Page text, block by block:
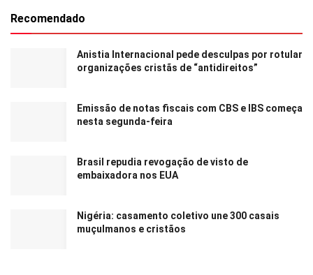
Recomendado
Anistia Internacional pede desculpas por rotular
organizações cristãs de “antidireitos”
Emissão de notas fiscais com CBS e IBS começa
nesta segunda-feira
Brasil repudia revogação de visto de
embaixadora nos EUA
Nigéria: casamento coletivo une 300 casais
muçulmanos e cristãos